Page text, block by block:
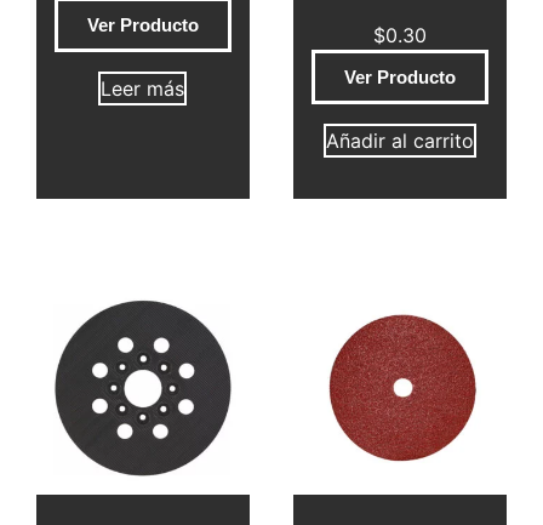
Ver Producto
Leer más
$0.30
Ver Producto
Añadir al carrito